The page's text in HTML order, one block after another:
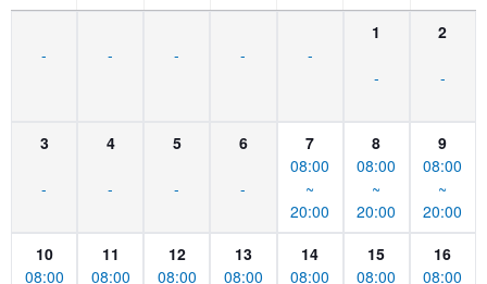
- - - - -
1
-
2
-
3
-
4
-
5
-
6
-
7
08:00
~
20:00
8
08:00
~
20:00
9
08:00
~
20:00
10
08:00
11
08:00
12
08:00
13
08:00
14
08:00
15
08:00
16
08:00